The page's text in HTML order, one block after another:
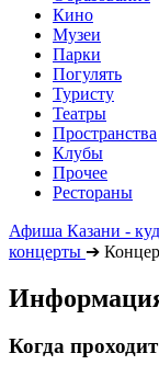
Кино
Музеи
Парки
Погулять
Туристу
Театры
Пространства
Клубы
Прочее
Рестораны
Афиша Казани -
концерты ➔
Когда проходит